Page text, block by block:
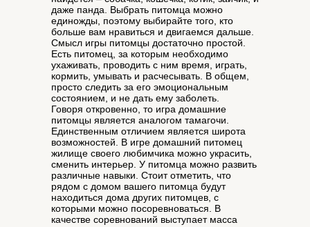
даже панда. Выбрать питомца можно
единожды, поэтому выбирайте того, кто
больше вам нравиться и двигаемся дальше.
Смысл игры питомцы достаточно простой.
Есть питомец, за которым необходимо
ухаживать, проводить с ним время, играть,
кормить, умывать и расчесывать. В общем,
просто следить за его эмоциональным
состоянием, и не дать ему заболеть.
Говоря откровенно, то игра домашние
питомцы является аналогом тамагочи.
Единственным отличием является широта
возможностей. В игре домашний питомец
жилище своего любимчика можно украсить,
сменить интерьер. У питомца можно развить
различные навыки. Стоит отметить, что
рядом с домом вашего питомца будут
находиться дома других питомцев, с
которыми можно посоревноваться. В
качестве соревнований выступает масса